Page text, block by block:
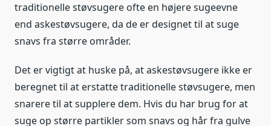
traditionelle støvsugere ofte en højere sugeevne
end askestøvsugere, da de er designet til at suge
snavs fra større områder.
Det er vigtigt at huske på, at askestøvsugere ikke er
beregnet til at erstatte traditionelle støvsugere, men
snarere til at supplere dem. Hvis du har brug for at
suge op større partikler som snavs og hår fra gulve